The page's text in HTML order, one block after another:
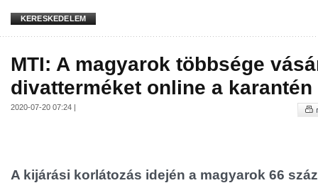
KERESKEDELEM
MTI: A magyarok többsége
divatterméket online a karantén
2020-07-20 07:24 |
A kijárási korlátozás idején a magyarok 66